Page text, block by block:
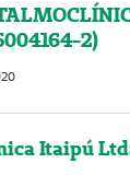
2)
Itaipú